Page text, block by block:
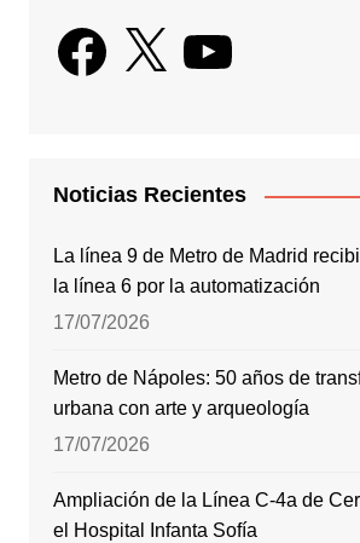
Facebook
X YouTube
Noticias Recientes
La línea 9 de Metro de Madrid
la línea 6 por la automatización
17/07/2026
Metro de Nápoles: 50 años de
urbana con arte y arqueología
17/07/2026
Ampliación de la Línea C-4a de
el Hospital Infanta Sofía